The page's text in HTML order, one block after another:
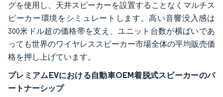
グを使用し、天井スピーカーを設置することなくマルチス
ピーカー環境をシミュレートします。高い音響没入感は
300米ドル超の価格帯を支え、ユニット台数が横ばいであ
っても世界のワイヤレススピーカー市場全体の平均販売価
格を押し上げています。
プレミアムEVにおける自動車OEM着脱式スピーカーのパ
ートナーシップ